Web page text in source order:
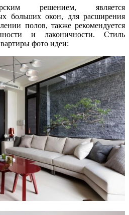
решением, является
больших окон, для расширения
полов, также рекомендуется
и лаконичности. Стиль
фото идеи: